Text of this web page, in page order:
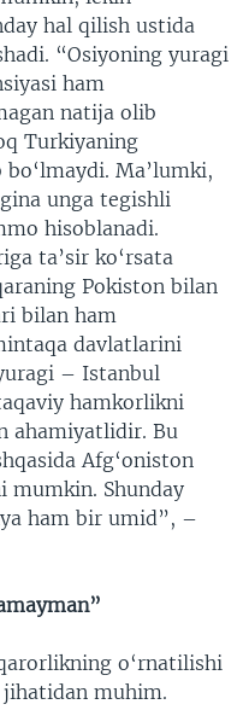
hal qilish ustida
“Osiyoning yuragi
ham
natija olib
Turkiyaning
Ma’lumki,
unga tegishli
hisoblanadi.
ta’sir ko‘rsata
Pokiston bilan
bilan ham
davlatlarini
– Istanbul
hamkorlikni
ahamiyatlidir. Bu
Afg‘oniston
mumkin. Shunday
ham bir umid”, –
o‘rnatilishi
muhim.